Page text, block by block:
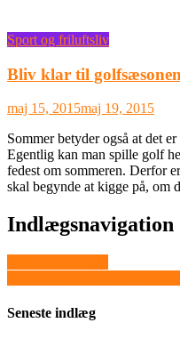
Sport og friluftsliv
Bliv klar til
maj 15, 2015maj 19, 2015
Sommer betyder også at det
Egentlig kan man spille golf
fedest om sommeren. Derfor
skal begynde at kigge på, om
Indlægsnavigation
Seneste indlæg